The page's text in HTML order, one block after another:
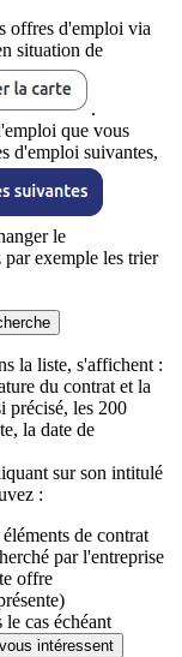
offres d'emploi via
situation de
.
que vous
d'emploi suivantes,
le
par exemple les trier
la liste, s'affichent :
du contrat et la
précisé, les 200
la date de
sur son intitulé
:
de contrat
par l'entreprise
offre
cas échéant
intéressent